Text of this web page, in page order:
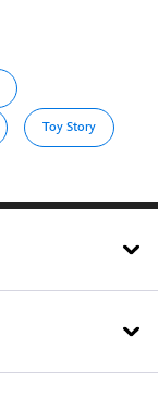
Toy Story